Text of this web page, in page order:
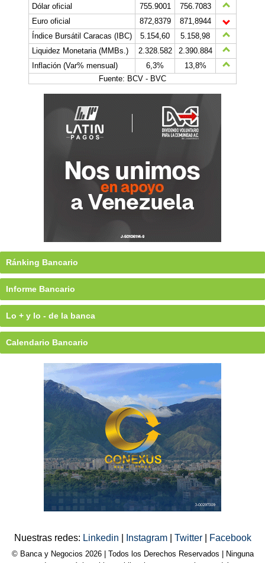
Dólar oficial
755.9001
756.7083
Euro oficial
872,8379
871,8944
Índice Bursátil Caracas (IBC)
5.154,60
5.158,98
Liquidez Monetaria (MMBs.)
2.328.582
2.390.884
Inflación (Var% mensual)
6,3%
13,8%
Fuente: BCV - BVC
Ránking Bancario
Informe Bancario
Lo + y lo - de la banca
Calendario Bancario
Nuestras redes: Linkedin Instagram Twitter Facebook
© Banca y Negocios 2026 | Todos los Derechos Reservados | Ninguna